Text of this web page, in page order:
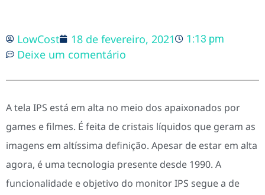
LowCost 18 de fevereiro, 2021 1:13 pm
Deixe um comentário
A tela IPS está em alta no meio dos apaixonados por
games e filmes. É feita de cristais líquidos que geram as
imagens em altíssima definição. Apesar de estar em alta
agora, é uma tecnologia presente desde 1990. A
funcionalidade e objetivo do monitor IPS segue a de